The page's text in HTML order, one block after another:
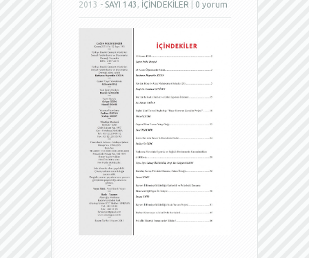
2013 - SAYI 143 , İÇİNDEKİLER 0 yorum